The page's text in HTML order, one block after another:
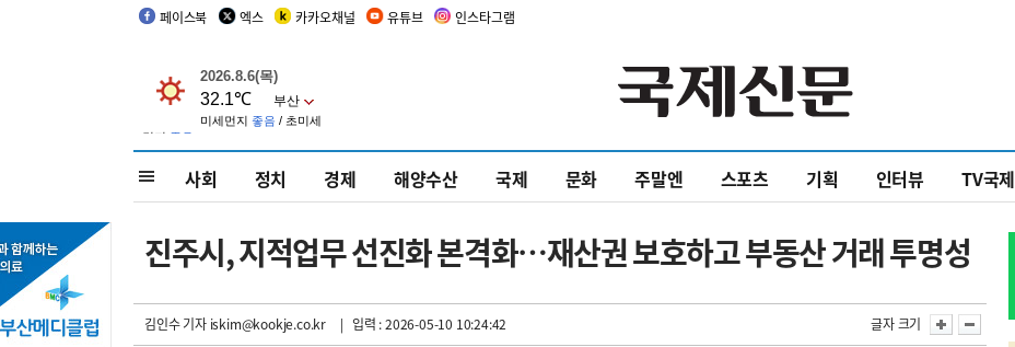
페이스북 엑스 카카오채널 유튜브 인스타그램
사회 정치 경제 해양수산 국제 문화 주말엔 스포츠 기획 인터뷰 TV국제
진주시, 지적업무 선진화 본격화…재산권 보호하고 부동산 거래 투명성
김인수 기자iskim@kookje.co.kr | 입력 : 2026-05-10 10:24:42 글자 크기